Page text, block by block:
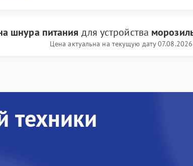
шнура питания для устройства
Цена актуальна на текущую дату 07.08.2026
техники